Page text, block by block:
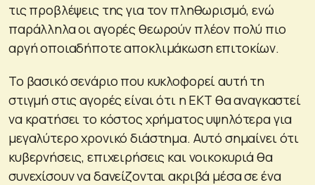
τις προβλέψεις της για τον πληθωρισμό, ενώ
παράλληλα οι αγορές θεωρούν πλέον πολύ πιο
αργή οποιαδήποτε αποκλιμάκωση επιτοκίων.
Το βασικό σενάριο που κυκλοφορεί αυτή τη
στιγμή στις αγορές είναι ότι η ΕΚΤ θα αναγκαστεί
να κρατήσει το κόστος χρήματος υψηλότερα για
μεγαλύτερο χρονικό διάστημα. Αυτό σημαίνει ότι
κυβερνήσεις, επιχειρήσεις και νοικοκυριά θα
συνεχίσουν να δανείζονται ακριβά μέσα σε ένα